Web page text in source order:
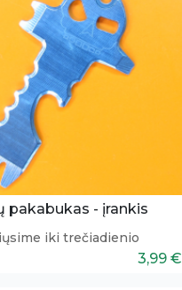
pakabukas - įrankis
iki trečiadienio
3,99 €